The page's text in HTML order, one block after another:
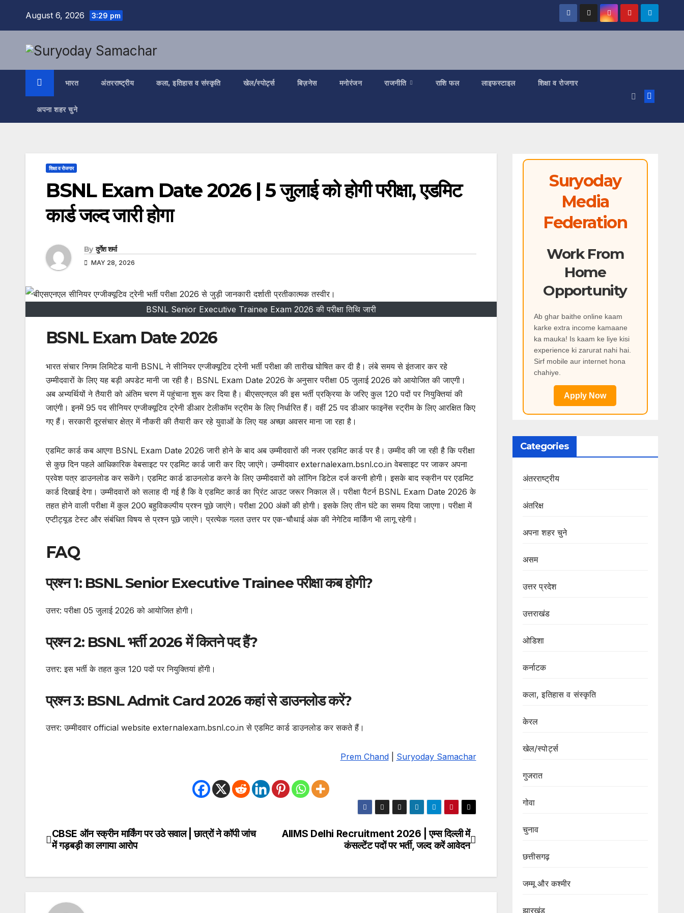
August 6, 2026 3:29 pm
भारत अंतरराष्ट्रीय कला, इतिहास व संस्कृति खेल/स्पोर्ट्स बिज़नेस मनोरंजन राजनीति राशि फल लाइफस्टाइल शिक्षा व रोजगार
अपना शहर चुने
शिक्षा व रोजगार
BSNL Exam Date 2026 | 5 जुलाई को होगी परीक्षा, एडमिट
कार्ड जल्द जारी होगा
By दुर्गेश शर्मा
MAY 28, 2026
BSNL Senior Executive Trainee Exam 2026 की परीक्षा तिथि जारी
BSNL Exam Date 2026
भारत संचार निगम लिमिटेड यानी BSNL ने सीनियर एग्जीक्यूटिव ट्रेनी भर्ती परीक्षा की तारीख घोषित कर दी है। लंबे समय से इंतजार कर रहे
उम्मीदवारों के लिए यह बड़ी अपडेट मानी जा रही है। BSNL Exam Date 2026 के अनुसार परीक्षा 05 जुलाई 2026 को आयोजित की जाएगी।
अब अभ्यर्थियों ने तैयारी को अंतिम चरण में पहुंचाना शुरू कर दिया है। बीएसएनएल की इस भर्ती प्रक्रिया के जरिए कुल 120 पदों पर नियुक्तियां की
जाएंगी। इनमें 95 पद सीनियर एग्जीक्यूटिव ट्रेनी डीआर टेलीकॉम स्ट्रीम के लिए निर्धारित हैं। वहीं 25 पद डीआर फाइनेंस स्ट्रीम के लिए आरक्षित किए
गए हैं। सरकारी दूरसंचार क्षेत्र में नौकरी की तैयारी कर रहे युवाओं के लिए यह अच्छा अवसर माना जा रहा है।
एडमिट कार्ड कब आएगा BSNL Exam Date 2026 जारी होने के बाद अब उम्मीदवारों की नजर एडमिट कार्ड पर है। उम्मीद की जा रही है कि परीक्षा
से कुछ दिन पहले आधिकारिक वेबसाइट पर एडमिट कार्ड जारी कर दिए जाएंगे। उम्मीदवार externalexam.bsnl.co.in वेबसाइट पर जाकर अपना
प्रवेश पत्र डाउनलोड कर सकेंगे। एडमिट कार्ड डाउनलोड करने के लिए उम्मीदवारों को लॉगिन डिटेल दर्ज करनी होगी। इसके बाद स्क्रीन पर एडमिट
कार्ड दिखाई देगा। उम्मीदवारों को सलाह दी गई है कि वे एडमिट कार्ड का प्रिंट आउट जरूर निकाल लें। परीक्षा पैटर्न BSNL Exam Date 2026 के
तहत होने वाली परीक्षा में कुल 200 बहुविकल्पीय प्रश्न पूछे जाएंगे। परीक्षा 200 अंकों की होगी। इसके लिए तीन घंटे का समय दिया जाएगा। परीक्षा में
एप्टीट्यूड टेस्ट और संबंधित विषय से प्रश्न पूछे जाएंगे। प्रत्येक गलत उत्तर पर एक-चौथाई अंक की नेगेटिव मार्किंग भी लागू रहेगी।
FAQ
प्रश्न 1: BSNL Senior Executive Trainee परीक्षा कब होगी?
उत्तर: परीक्षा 05 जुलाई 2026 को आयोजित होगी।
प्रश्न 2: BSNL भर्ती 2026 में कितने पद हैं?
उत्तर: इस भर्ती के तहत कुल 120 पदों पर नियुक्तियां होंगी।
प्रश्न 3: BSNL Admit Card 2026 कहां से डाउनलोड करें?
उत्तर: उम्मीदवार official website externalexam.bsnl.co.in से एडमिट कार्ड डाउनलोड कर सकते हैं।
Prem Chand| Suryoday Samachar
Post
AIIMS Delhi Recruitment 2026 | एम्स दिल्ली में
कंसल्टेंट पदों पर भर्ती, जल्द करें आवेदन
CBSE ऑन स्क्रीन मार्किंग पर उठे सवाल | छात्रों ने कॉपी जांच
में गड़बड़ी का लगाया आरोप
Suryoday
Media
Federation
Work From
Home
Opportunity
Ab ghar baithe online kaam
karke extra income kamaane
ka mauka! Is kaam ke liye kisi
experience ki zarurat nahi hai.
Sirf mobile aur internet hona
chahiye.
Apply Now
Categories
अंतरराष्ट्रीय
अंतरिक्ष
अपना शहर चुने
असम
उत्तर प्रदेश
उत्तराखंड
ओडिशा
कर्नाटक
कला, इतिहास व संस्कृति
केरल
खेल/स्पोर्ट्स
गुजरात
गोवा
चुनाव
छत्तीसगढ़
जम्मू और कश्मीर
झारखंड